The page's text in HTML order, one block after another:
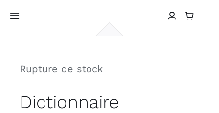
contenu
Toggle
Navigation
GALERIE
PHOTOS DE VOYAGES
Rupture de stock
Dictionnaire